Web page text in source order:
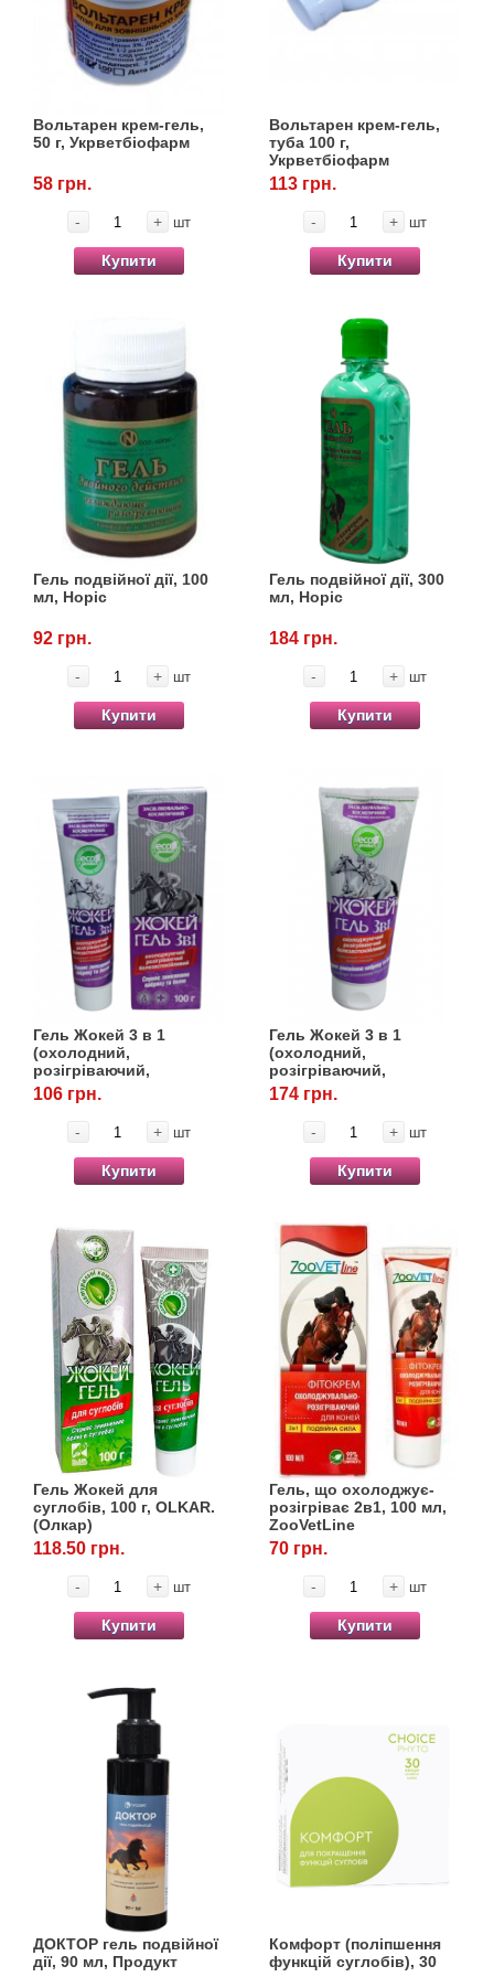
Вольтарен крем-гель,
50 г, Укрветбіофарм
58 грн.
- + шт
Купити
Вольтарен крем-гель,
туба 100 г,
Укрветбіофарм
113 грн.
- + шт
Купити
Гель подвійної дії, 100
мл, Норіс
92 грн.
- + шт
Купити
Гель подвійної дії, 300
мл, Норіс
184 грн.
- + шт
Купити
Гель Жокей 3 в 1
(охолодний,
розігріваючий,
знеболюючий), 100 г,
OLKAR. (Олкар)
106 грн.
- + шт
Купити
Гель Жокей 3 в 1
(охолодний,
розігріваючий,
знеболюючий), 200 г,
OLKAR. (Олкар)
174 грн.
- + шт
Купити
Гель Жокей для
суглобів, 100 г, OLKAR.
(Олкар)
118.50 грн.
- + шт
Купити
Гель, що охолоджує-
розігріває 2в1, 100 мл,
ZooVetLine
70 грн.
- + шт
Купити
ДОКТОР гель подвійної
дії, 90 мл, Продукт
Комфорт (поліпшення
функцій суглобів), 30
Ласощі та корма
Vet Diet Canine Wet – ветеринарні дієти для
собак
коврики
Миски, автогодівниці, поїлки
Одяг та взуття
Післяопераційні засоби та витратні
матеріали
Подарункові сертифікати
Товари для голубів
Товари для гризунів
Товари для людей
Хозряд - господарчі товари оптом
Популярні зоотоварі
Архів / Знято з виробництва